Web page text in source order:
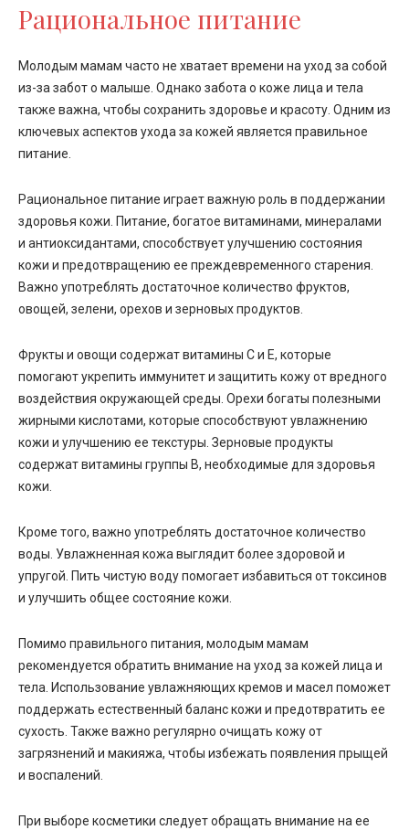
Рациональное питание
Молодым мамам часто не хватает времени на уход за собой
из-за забот о малыше. Однако забота о коже лица и тела
также важна, чтобы сохранить здоровье и красоту. Одним из
ключевых аспектов ухода за кожей является правильное
питание.
Рациональное питание играет важную роль в поддержании
здоровья кожи. Питание, богатое витаминами, минералами
и антиоксидантами, способствует улучшению состояния
кожи и предотвращению ее преждевременного старения.
Важно употреблять достаточное количество фруктов,
овощей, зелени, орехов и зерновых продуктов.
Фрукты и овощи содержат витамины С и Е, которые
помогают укрепить иммунитет и защитить кожу от вредного
воздействия окружающей среды. Орехи богаты полезными
жирными кислотами, которые способствуют увлажнению
кожи и улучшению ее текстуры. Зерновые продукты
содержат витамины группы В, необходимые для здоровья
кожи.
Кроме того, важно употреблять достаточное количество
воды. Увлажненная кожа выглядит более здоровой и
упругой. Пить чистую воду помогает избавиться от токсинов
и улучшить общее состояние кожи.
Помимо правильного питания, молодым мамам
рекомендуется обратить внимание на уход за кожей лица и
тела. Использование увлажняющих кремов и масел поможет
поддержать естественный баланс кожи и предотвратить ее
сухость. Также важно регулярно очищать кожу от
загрязнений и макияжа, чтобы избежать появления прыщей
и воспалений.
При выборе косметики следует обращать внимание на ее